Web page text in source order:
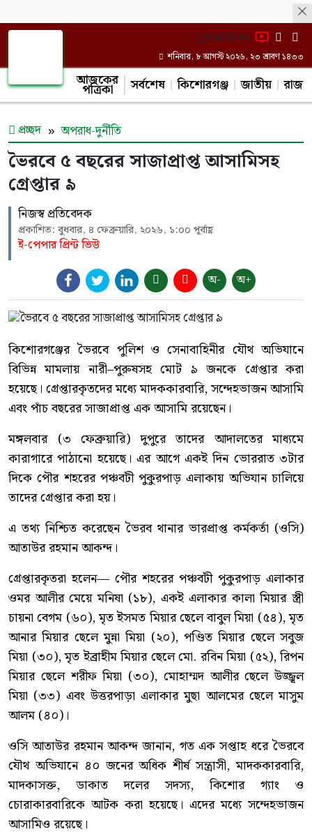
[gtranslate]
শনিবার, ৮ আগস্ট ২০২৬, ২৩ শ্রাবণ ১৪৩৩
আজকের
পত্রিকা সর্বশেষ কিশোরগঞ্জ জাতীয়
প্রচ্ছদ অপরাধ-দুর্নীতি
ভৈরবে ৫ বছরের সাজাপ্রাপ্ত আসামিসহ
গ্রেপ্তার ৯
নিজস্ব প্রতিবেদক
প্রকাশিত: বুধবার, ৪ ফেব্রুয়ারি, ২০২৬, ১:০০ পূর্বাহ্ণ
ই-পেপার প্রিন্ট ভিউ
অ-
অ+
কিশোরগঞ্জের ভৈরবে পুলিশ ও সেনাবাহিনীর যৌথ অভিযানে
বিভিন্ন মামলায় নারী–পুরুষসহ মোট ৯ জনকে গ্রেপ্তার করা
হয়েছে। গ্রেপ্তারকৃতদের মধ্যে মাদককারবারি, সন্দেহভাজন আসামি
এবং পাঁচ বছরের সাজাপ্রাপ্ত এক আসামি রয়েছেন।
মঙ্গলবার (৩ ফেব্রুয়ারি) দুপুরে তাদের আদালতের মাধ্যমে
কারাগারে পাঠানো হয়েছে। এর আগে একই দিন ভোররাত ৩টার
দিকে পৌর শহরের পঞ্চবটী পুকুরপাড় এলাকায় অভিযান চালিয়ে
তাদের গ্রেপ্তার করা হয়।
এ তথ্য নিশ্চিত করেছেন ভৈরব থানার ভারপ্রাপ্ত কর্মকর্তা (ওসি)
আতাউর রহমান আকন্দ।
গ্রেপ্তারকৃতরা হলেন— পৌর শহরের পঞ্চবটী পুকুরপাড় এলাকার
ওমর আলীর মেয়ে মনিষা (১৮), একই এলাকার কালা মিয়ার স্ত্রী
চায়না বেগম (৬০), মৃত ইসমত মিয়ার ছেলে বাবুল মিয়া (৫৪), মৃত
আনার মিয়ার ছেলে মুন্না মিয়া (২০), পণ্ডিত মিয়ার ছেলে সবুজ
মিয়া (৩০), মৃত ইব্রাহীম মিয়ার ছেলে মো. রবিন মিয়া (৫২), রিপন
মিয়ার ছেলে শরীফ মিয়া (৩০), মোহাম্মদ আলীর ছেলে উজ্জ্বল
মিয়া (৩৩) এবং উত্তরপাড়া এলাকার মুছা আলমের ছেলে মাসুম
আলম (৪০)।
ওসি আতাউর রহমান আকন্দ জানান, গত এক সপ্তাহ ধরে ভৈরবে
যৌথ অভিযানে ৪০ জনের অধিক শীর্ষ সন্ত্রাসী, মাদককারবারি,
মাদকাসক্ত, ডাকাত দলের সদস্য, কিশোর গ্যাং ও
চোরাকারবারিকে আটক করা হয়েছে। এদের মধ্যে সন্দেহভাজন
আসামিও রয়েছে।